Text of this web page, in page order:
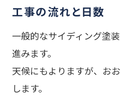
工事の流れと日数
一般的なサイディング塗
進みます。
天候にもよりますが、お
します。